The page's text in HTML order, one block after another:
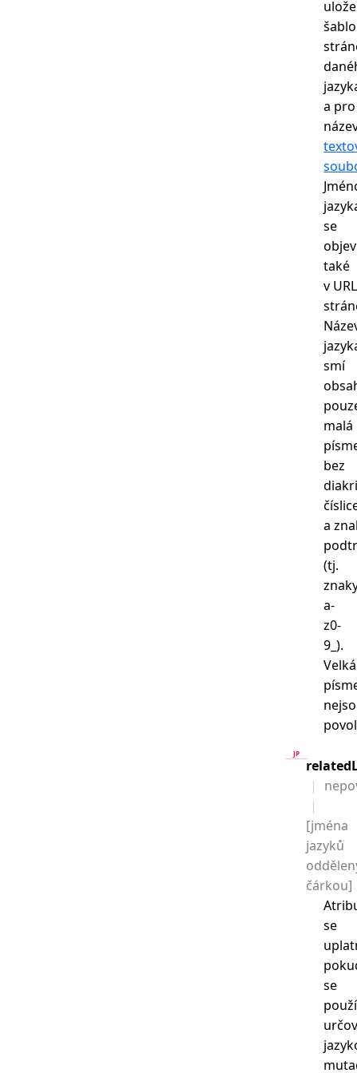
a pro
se
také
v URL
smí
malá
bez
a
(tj.
a-
z0-
9_).
Velká
[jména
jazyků
čárkou]
se
se